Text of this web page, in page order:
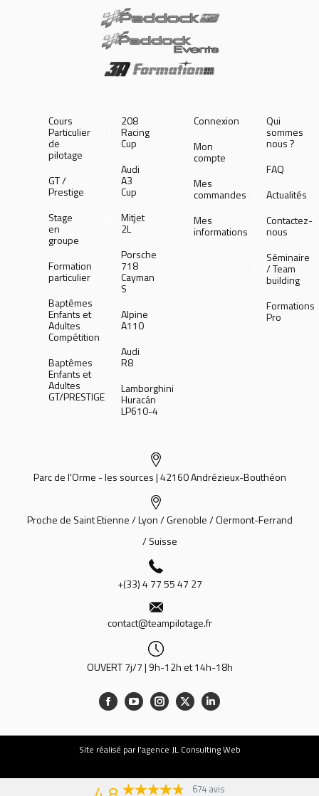
Cours
Particulier
de
pilotage
GT /
Prestige
Stage
en
groupe
Formation
particulier
Baptêmes
Enfants et
Adultes
Compétition
Baptêmes
Enfants et
Adultes
GT/PRESTIGE
208
Racing
Cup
Audi
A3
Cup
Mitjet
2L
Porsche
718
Cayman
S
Alpine
A110
Audi
R8
Lamborghini
Huracán
LP610-4
Connexion
Mon
compte
Mes
commandes
Mes
informations
Qui
sommes
nous ?
FAQ
Actualités
Contactez-
nous
Séminaire
/ Team
building
Formations
Pro
Parc de l'Orme - les sources | 42160 Andrézieux-Bouthéon
Proche de Saint Etienne / Lyon / Grenoble / Clermont-Ferrand
/ Suisse
+(33) 4 77 55 47 27
contact@teampilotage.fr
OUVERT 7j/7 | 9h-12h et 14h-18h
674 avis
Site réalisé par l’agence JL Consulting Web